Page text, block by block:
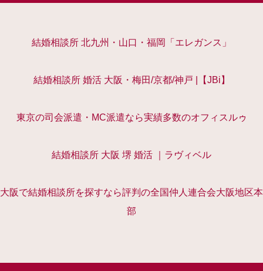
結婚相談所 北九州・山口・福岡「エレガンス」
結婚相談所 婚活 大阪・梅田/京都/神戸 |【JBi】
東京の司会派遣・MC派遣なら実績多数のオフィスルゥ
結婚相談所 大阪 堺 婚活 ｜ラヴィベル
大阪で結婚相談所を探すなら評判の全国仲人連合会大阪地区本
部